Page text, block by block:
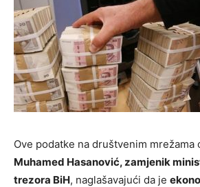
Ove podatke na društvenim mrežama
Muhamed Hasanović, zamjenik
trezora BiH, naglašavajući da je